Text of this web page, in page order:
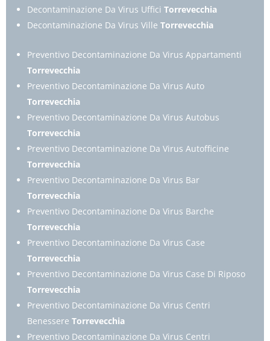
Decontaminazione Da Virus UfficiTorrevecchia
Decontaminazione Da Virus VilleTorrevecchia
Preventivo Decontaminazione Da Virus Appartamenti
Torrevecchia
Preventivo Decontaminazione Da Virus Auto
Torrevecchia
Preventivo Decontaminazione Da Virus Autobus
Torrevecchia
Preventivo Decontaminazione Da Virus Autofficine
Torrevecchia
Preventivo Decontaminazione Da Virus Bar
Torrevecchia
Preventivo Decontaminazione Da Virus Barche
Torrevecchia
Preventivo Decontaminazione Da Virus Case
Torrevecchia
Preventivo Decontaminazione Da Virus Case Di Riposo
Torrevecchia
Preventivo Decontaminazione Da Virus Centri
BenessereTorrevecchia
Preventivo Decontaminazione Da Virus Centri